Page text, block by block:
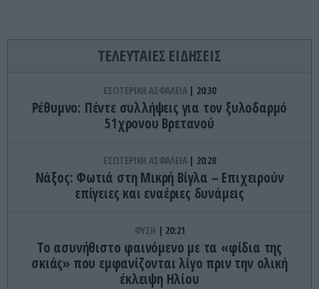
ΤΕΛΕΥΤΑΙΕΣ ΕΙΔΗΣΕΙΣ
ΕΣΩΤΕΡΙΚΗ ΑΣΦΑΛΕΙΑ 20:30
Ρέθυμνο: Πέντε συλλήψεις για τον ξυλοδαρμό
51χρονου Βρετανού
ΕΣΩΤΕΡΙΚΗ ΑΣΦΑΛΕΙΑ 20:28
Νάξος: Φωτιά στη Μικρή Βίγλα – Επιχειρούν
επίγειες και εναέριες δυνάμεις
ΦΥΣΗ 20:21
Το ασυνήθιστο φαινόμενο με τα «φίδια της
σκιάς» που εμφανίζονται λίγο πριν την ολική
έκλειψη Ηλίου